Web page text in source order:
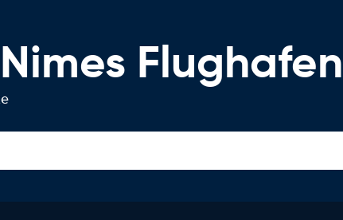
Flughafen